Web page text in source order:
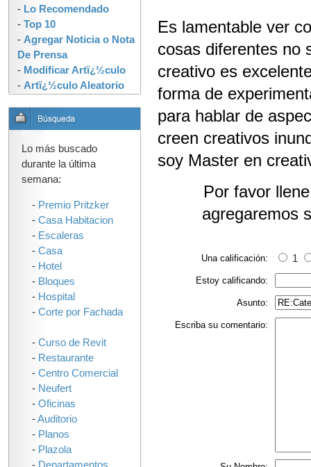
Es lamentable ver
cosas diferentes no
creativo es
forma de
para hablar de
creen creativos
soy Master en
Por favor
agregaremos
Una calificación: 1
Estoy calificando:
Asunto:
Escriba su comentario:
- Lo Recomendado
- Top 10
- Agregar Noticia o Nota
De Prensa
- Modificar Artï¿½culo
- Artï¿½culo Aleatorio
Lo más buscado
durante la última
semana:
- Premio Pritzker
- Casa Habitacion
- Escaleras
- Casa
- Hotel
- Bloques
- Hospital
- Corte por Fachada
- Curso de Revit
- Restaurante
- Centro Comercial
- Neufert
- Oficinas
-Auditorio
- Planos
- Plazola
- Departamentos